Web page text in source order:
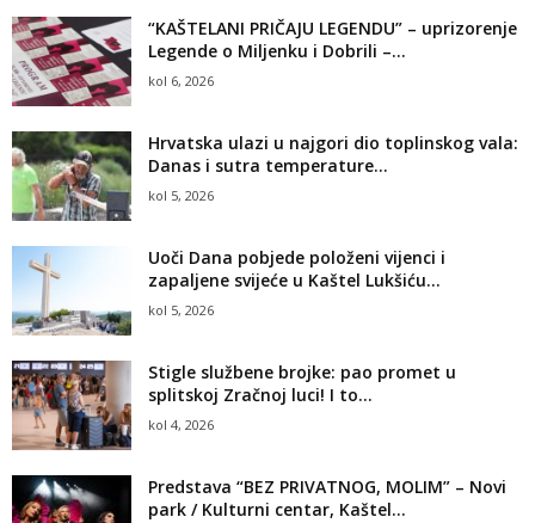
“KAŠTELANI PRIČAJU LEGENDU” – uprizorenje
Legende o Miljenku i Dobrili –...
kol 6, 2026
Hrvatska ulazi u najgori dio toplinskog vala:
Danas i sutra temperature...
kol 5, 2026
Uoči Dana pobjede položeni vijenci i
zapaljene svijeće u Kaštel Lukšiću...
kol 5, 2026
Stigle službene brojke: pao promet u
splitskoj Zračnoj luci! I to...
kol 4, 2026
Predstava “BEZ PRIVATNOG, MOLIM” – Novi
park / Kulturni centar, Kaštel...